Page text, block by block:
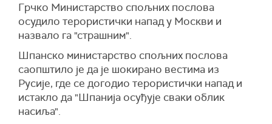
Грчко Министарство спољних послова
осудило терористички напад у Москви и
назвало га "страшним".
Шпанско министарство спољних послова
саопштило је да је шокирано вестима из
Русије, где се догодио терористички напад и
истакло да "Шпанија осуђује сваки облик
насиља".